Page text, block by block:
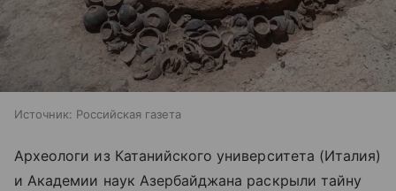
Источник: Российская газета
Археологи из Катанийского университета (Италия)
и Академии наук Азербайджана раскрыли тайну